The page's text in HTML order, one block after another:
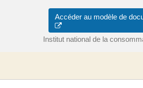
Accéder au modèle de
Institut national de la